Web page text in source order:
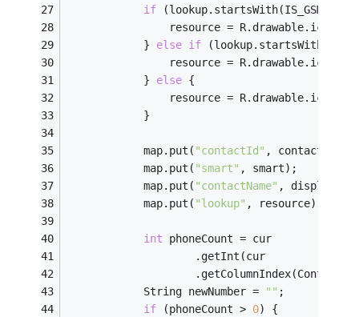
if
resource =
			}
else if
resource =
			}
else {
resource =
			}
			map.put(
"contactId" , contactId);
			map.put(
"smart" , smart);
			map.put(
"contactName" ,
			map.put(
"lookup" , resource);
int phoneCount = cur
					.getInt(cur
			String newNumber =
"" ;
if (phoneCount > 0) {